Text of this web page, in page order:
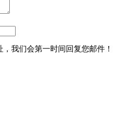
我们会第一时间回复您邮件！